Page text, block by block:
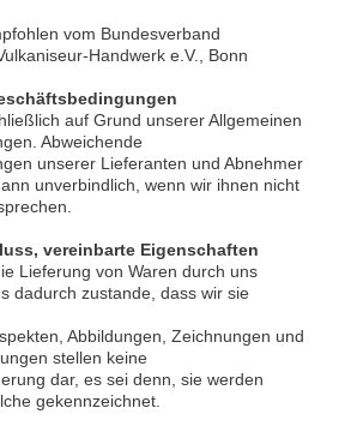
vom Bundesverband
Handwerk e.V., Bonn
auf Grund unserer Allgemeinen
Abweichende
unserer Lieferanten und Abnehmer
unverbindlich, wenn wir ihnen nicht
vereinbarte Eigenschaften
Lieferung von Waren durch uns
dadurch zustande, dass wir sie
Abbildungen, Zeichnungen und
stellen keine
dar, es sei denn, sie werden
gekennzeichnet.